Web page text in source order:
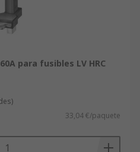
para fusibles LV HRC
33,04 €/paquete